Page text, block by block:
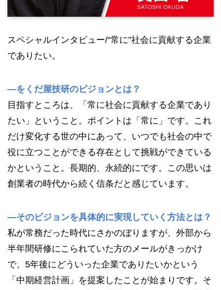
スペシャルインタビュー/“常に”社会に貢献する企業
でありたい。
—をくだ屋技研のビジョンとは？
目指すところは、「常に社会に貢献する企業であり
たい」ということ。ポイントは「常に」です。これ
だけ変化する世の中にあって、いつでも社会の中で
役に立つことができる存在として挑戦ができている
かということ。長期的、永続的にです。この思いは
創業者の時代から続く信条だと感じています。
—そのビジョンを具体的に実現していく方法とは？
私が常務だった時代にさかのぼりますが、外部から
半年間研修にこられていた方のメールがきっかけ
で、5年後にどういった企業でありたいかという
「中期経営計画」を提案したことが始まりです。そ